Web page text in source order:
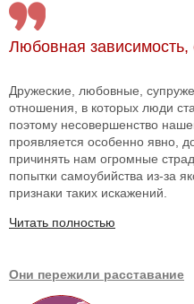
Любовная
Дружеские, любовные,
отношения, в которых люди
поэтому несовершенство
проявляется особенно явно,
причинять нам огромные
попытки самоубийства из-за
признаки таких искажений.
Читать полностью
Они пережили расставание